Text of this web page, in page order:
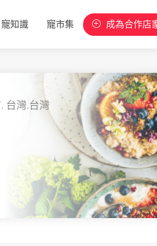
寵知識 寵市集 成為合作店
台灣,台灣